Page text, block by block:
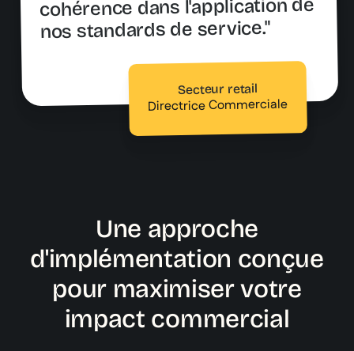
cohérence dans l'application de
nos standards de service."
Secteur retail
Directrice Commerciale
Une approche
d'implémentation conçue
pour maximiser votre
impact commercial